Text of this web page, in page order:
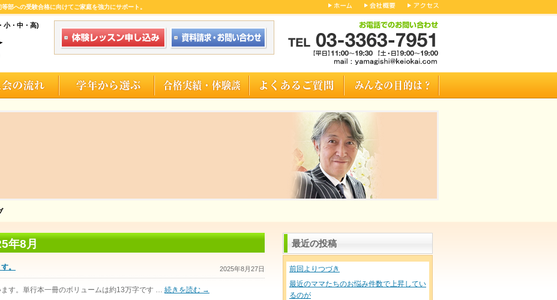
部への受験合格に向けてご家庭を強力にサポート。
小・中・高)
年8月
。 2025年8月27日
す。単行本一冊のボリュームは約13万字です … 続きを読む →
最近の投稿
前回よりつづき
最近のママたちのお悩み件数で上昇してい
るのが